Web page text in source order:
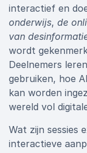
interactief en
onderwijs, de
van
wordt
Deelnemers
gebruiken, hoe
kan worden
wereld vol
Wat zijn sessies
interactieve